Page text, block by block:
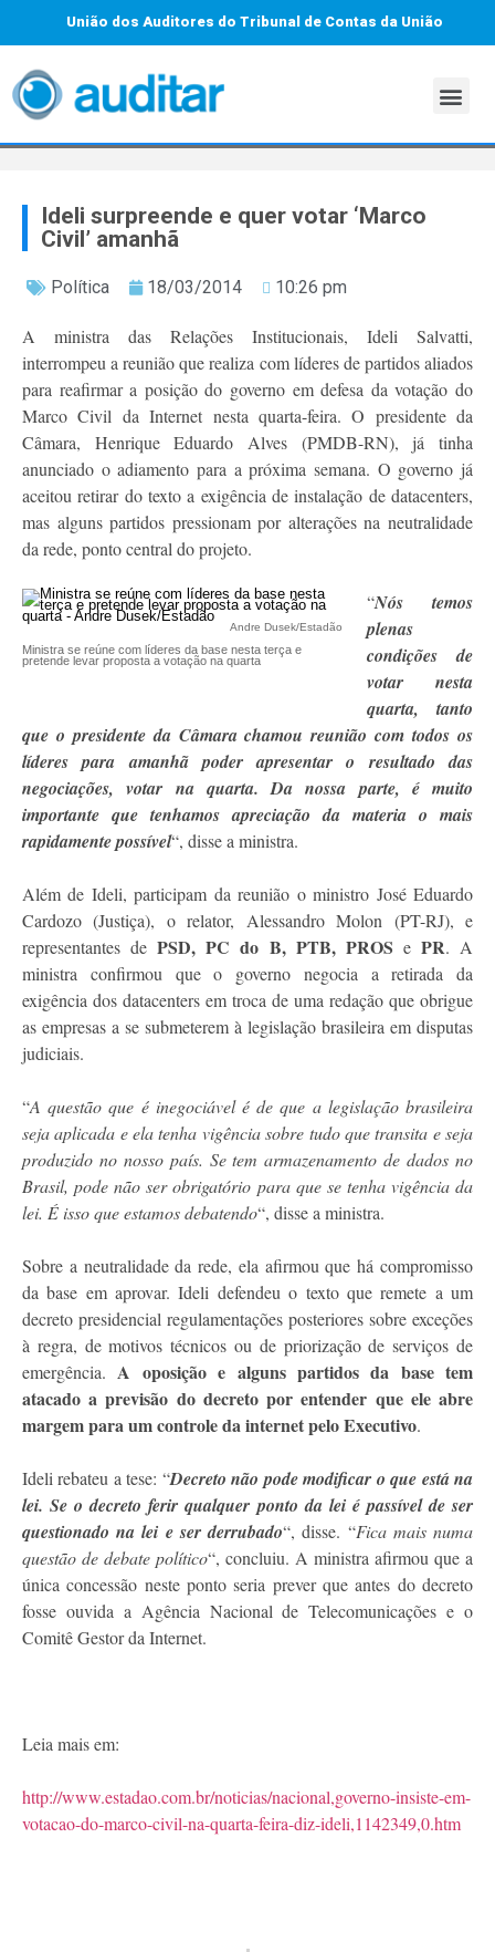
União dos Auditores do Tribunal de Contas da União
Ideli surpreende e quer votar ‘Marco
Civil’ amanhã
Política 18/03/2014 10:26 pm
A ministra das Relações Institucionais, Ideli Salvatti,
interrompeu a reunião que realiza com líderes de partidos aliados
para reafirmar a posição do governo em defesa da votação do
Marco Civil da Internet nesta quarta-feira. O presidente da
Câmara, Henrique Eduardo Alves (PMDB-RN), já tinha
anunciado o adiamento para a próxima semana. O governo já
aceitou retirar do texto a exigência de instalação de datacenters,
mas alguns partidos pressionam por alterações na neutralidade
da rede, ponto central do projeto.
Andre Dusek/Estadão
Ministra se reúne com líderes da base nesta terça e
pretende levar proposta a votação na quarta
“Nós temos
plenas
condições de
votar nesta
quarta, tanto
que o presidente da Câmara chamou reunião com todos os
líderes para amanhã poder apresentar o resultado das
negociações, votar na quarta. Da nossa parte, é muito
importante que tenhamos apreciação da materia o mais
rapidamente possível“, disse a ministra.
Além de Ideli, participam da reunião o ministro José Eduardo
Cardozo (Justiça), o relator, Alessandro Molon (PT-RJ), e
representantes dePSD, PC do B, PTB, PROS e PR. A
ministra confirmou que o governo negocia a retirada da
exigência dos datacenters em troca de uma redação que obrigue
as empresas a se submeterem à legislação brasileira em disputas
judiciais.
“A questão que é inegociável é de que a legislação brasileira
seja aplicada e ela tenha vigência sobre tudo que transita e seja
produzido no nosso país. Se tem armazenamento de dados no
Brasil, pode não ser obrigatório para que se tenha vigência da
lei. É isso que estamos debatendo“, disse a ministra.
Sobre a neutralidade da rede, ela afirmou que há compromisso
da base em aprovar. Ideli defendeu o texto que remete a um
decreto presidencial regulamentações posteriores sobre exceções
à regra, de motivos técnicos ou de priorização de serviços de
emergência.A oposição e alguns partidos da base tem
atacado a previsão do decreto por entender que ele abre
margem para um controle da internet pelo Executivo.
Ideli rebateu a tese: “Decreto não pode modificar o que está na
lei. Se o decreto ferir qualquer ponto da lei é passível de ser
questionado na lei e ser derrubado“, disse. “Fica mais numa
questão de debate político“, concluiu. A ministra afirmou que a
única concessão neste ponto seria prever que antes do decreto
fosse ouvida a Agência Nacional de Telecomunicações e o
Comitê Gestor da Internet.
Leia mais em:
http://www.estadao.com.br/noticias/nacional,governo-insiste-em-
votacao-do-marco-civil-na-quarta-feira-diz-ideli,1142349,0.htm